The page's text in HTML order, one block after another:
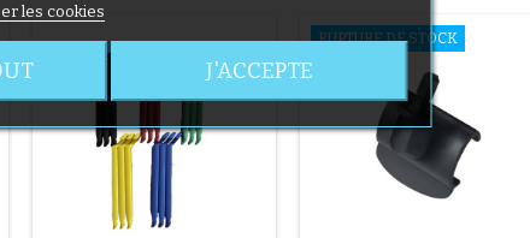
RUPTURE DE STOCK
les cookies
J'ACCEPTE